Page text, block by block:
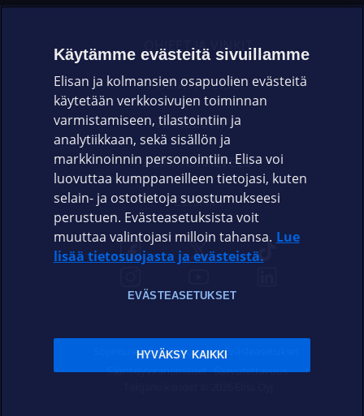
OHJEET JA VINKIT
OMAYHTEISÖ
VIANSELVITYS
ASIAKASPALVELU
ELISA.FI
Sopimusehdot Tietosuoja Evästeasetukset
Sääntelyviranomaiset Saavutettavuus
Käytämme evästeitä sivuillamme
Elisan ja kolmansien osapuolien evästeitä
käytetään verkkosivujen toiminnan
varmistamiseen, tilastointiin ja
analytiikkaan, sekä sisällön ja
markkinoinnin personointiin. Elisa voi
luovuttaa kumppaneilleen tietojasi, kuten
selain- ja ostotietoja suostumukseesi
perustuen. Evästeasetuksista voit
muuttaa valintojasi milloin tahansa. Lue
lisää tietosuojasta ja evästeistä.
EVÄSTEASETUKSET
HYVÄKSY KAIKKI